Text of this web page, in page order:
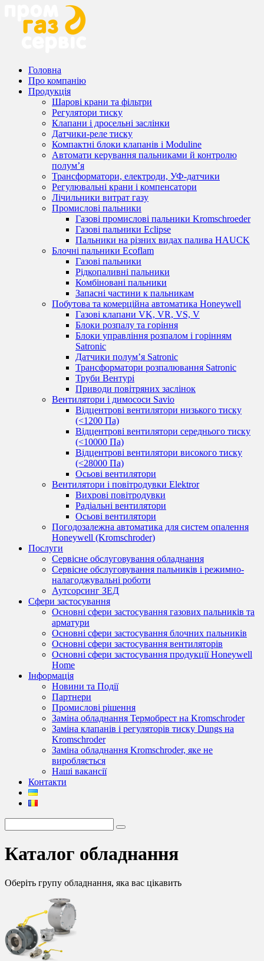
Головна
Про компанію
Продукція
Шарові крани та фільтри
Регулятори тиску
Клапани і дросельні заслінки
Датчики-реле тиску
Компактні блоки клапанів і Moduline
Автомати керування пальниками й контролю
полум’я
Трансформатори, електроди, УФ-датчики
Регулювальні крани і компенсатори
Лічильники витрат газу
Промислові пальники
Газові промислові пальники Kromschroeder
Газові пальники Eclipse
Пальники на різних видах палива HAUCK
Блочні пальники Ecoflam
Газові пальники
Рідкопаливні пальники
Комбіновані пальники
Запасні частини к пальникам
Побутова та комерційна автоматика Honeywell
Газові клапани VK, VR, VS, V
Блоки розпалу та горіння
Блоки управління розпалом і горінням
Satronic
Датчики полум’я Satronic
Трансформатори розпалювання Satronic
Труби Вентурі
Приводи повітряних заслінок
Вентилятори і димососи Savio
Відцентрові вентилятори низького тиску
(<1200 Па)
Відцентрові вентилятори середнього тиску
(<10000 Па)
Відцентрові вентилятори високого тиску
(<28000 Па)
Осьові вентилятори
Вентилятори і повітродувки Elektror
Вихрові повітродувки
Радіальні вентилятори
Осьові вентилятори
Погодозалежна автоматика для систем опалення
Honeywell (Kromschroder)
Послуги
Сервісне обслуговування обладнання
Сервісне обслуговування пальників і режимно-
налагоджувальні роботи
Аутсорсинг ЗЕД
Сфери застосування
Основні сфери застосування газових пальників та
арматури
Основні сфери застосування блочних пальників
Основні сфери застосування вентиляторів
Основні сфери застосування продукції Honeywell
Home
Інформація
Новини та Події
Партнери
Промислові рішення
Заміна обладнання Термобрест на Kromschroder
Заміна клапанів і регуляторів тиску Dungs на
Kromschroder
Заміна обладнання Kromschroder, яке не
виробляється
Наші вакансії
Контакти
Каталог обладнання
Оберіть групу обладнання, яка вас цікавить